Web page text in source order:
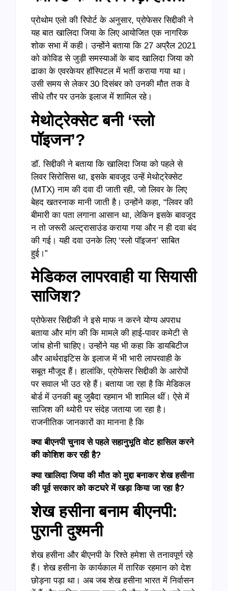
प्रोथोम एलो की रिपोर्ट के अनुसार, प्रोफेसर सिद्दीकी ने
यह बात खालिदा जिया के लिए आयोजित एक नागरिक
शोक सभा में कही। उन्होंने बताया कि 27 अप्रैल 2021
को कोविड से जुड़ी समस्याओं के बाद खालिदा जिया को
ढाका के एवरकेयर हॉस्पिटल में भर्ती कराया गया था।
उसी समय से लेकर 30 दिसंबर को उनकी मौत तक वे
सीधे तौर पर उनके इलाज में शामिल रहे।
मेथोट्रेक्सेट बनी ‘स्लो
पॉइजन’?
डॉ. सिद्दीकी ने बताया कि खालिदा जिया को पहले से
लिवर सिरोसिस था, इसके बावजूद उन्हें मेथोट्रेक्सेट
(MTX) नाम की दवा दी जाती रही, जो लिवर के लिए
बेहद खतरनाक मानी जाती है। उन्होंने कहा, “लिवर की
बीमारी का पता लगाना आसान था, लेकिन इसके बावजूद
न तो जरूरी अल्ट्रासाउंड कराया गया और न ही दवा बंद
की गई। यही दवा उनके लिए ‘स्लो पॉइजन’ साबित
हुई।”
मेडिकल लापरवाही या सियासी
साजिश?
प्रोफेसर सिद्दीकी ने इसे माफ न करने योग्य अपराध
बताया और मांग की कि मामले की हाई-पावर कमेटी से
जांच होनी चाहिए। उन्होंने यह भी कहा कि डायबिटीज
और आर्थराइटिस के इलाज में भी भारी लापरवाही के
सबूत मौजूद हैं। हालांकि, प्रोफेसर सिद्दीकी के आरोपों
पर सवाल भी उठ रहे हैं। बताया जा रहा है कि मेडिकल
बोर्ड में उनकी बहू जुबैदा रहमान भी शामिल थीं। ऐसे में
साजिश की थ्योरी पर संदेह जताया जा रहा है।
राजनीतिक जानकारों का मानना है कि
क्या बीएनपी चुनाव से पहले सहानुभूति वोट हासिल करने
की कोशिश कर रही है?
क्या खालिदा जिया की मौत को मुद्दा बनाकर शेख हसीना
की पूर्व सरकार को कटघरे में खड़ा किया जा रहा है?
शेख हसीना बनाम बीएनपी:
पुरानी दुश्मनी
शेख हसीना और बीएनपी के रिश्ते हमेशा से तनावपूर्ण रहे
हैं। शेख हसीना के कार्यकाल में तारिक रहमान को देश
छोड़ना पड़ा था। अब जब शेख हसीना भारत में निर्वासन